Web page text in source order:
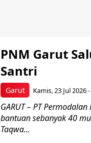
Garut
PNM Garut
Santri
Kamis, 23 Jul 2026
GARUT – PT
bantuan sebanyak 40
Taqwa...